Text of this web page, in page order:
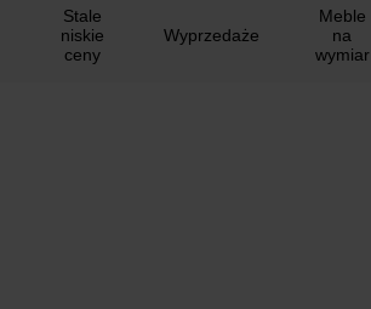
Stale
niskie
ceny
Wyprzedaże
Meble
na
wymiar